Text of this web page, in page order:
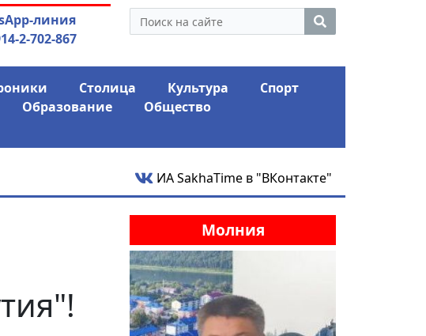
экс-депутат Ил Тумэна
сапоге» России
04.08.2026
линия
2-702-867
Столица Культура
Спорт
Образование
Общество
ИА SakhaTime в "ВКонтакте"
Молния